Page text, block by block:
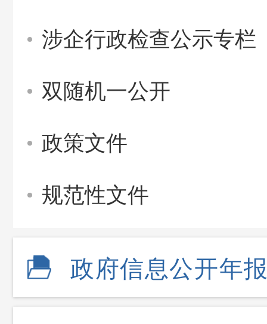
涉企行政检查公示专栏
双随机一公开
政策文件
规范性文件
政府信息公开年